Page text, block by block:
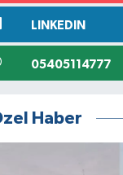
LINKEDIN
05405114777
Haber